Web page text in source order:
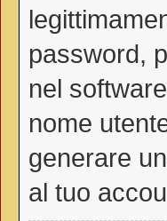
password,
nel
nome
generare
al tuo